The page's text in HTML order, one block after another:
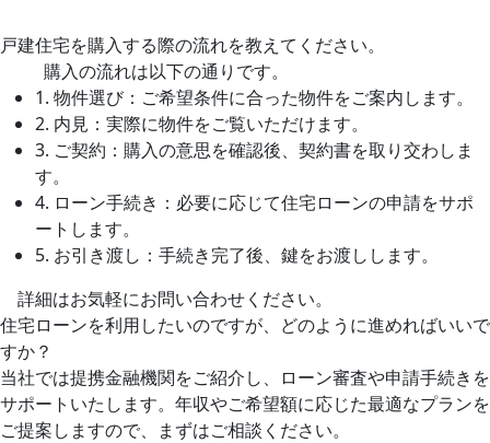
戸建住宅を購入する際の流れを教えてください。
購入の流れは以下の通りです。
1. 物件選び：ご希望条件に合った物件をご案内します。
2. 内見：実際に物件をご覧いただけます。
3. ご契約：購入の意思を確認後、契約書を取り交わしま
す。
4. ローン手続き：必要に応じて住宅ローンの申請をサポ
ートします。
5. お引き渡し：手続き完了後、鍵をお渡しします。
詳細はお気軽にお問い合わせください。
住宅ローンを利用したいのですが、どのように進めればいいで
すか？
当社では提携金融機関をご紹介し、ローン審査や申請手続きを
サポートいたします。年収やご希望額に応じた最適なプランを
ご提案しますので、まずはご相談ください。